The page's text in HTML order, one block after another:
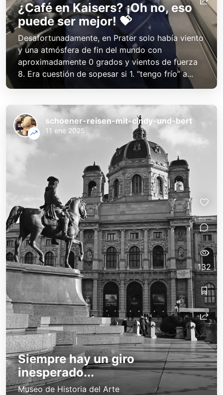
¿Café en Kaisers? ¡Oh no, eso
puede ser mejor! 💝
Desafortunadamente, en Prater solo había viento
y una atmósfera de fin del mundo con
aproximadamente 0 grados y vientos de fuerza
8. Era cuestión de sopesar si 1. “tengo frío” a...
Siempre hay un giro
inesperado...
Museo de Historia del Arte
schoener-reisen-mit-cindy-und-bert
11 ene 2025
132